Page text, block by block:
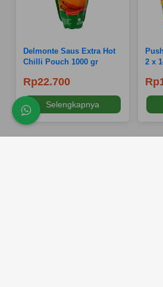
Delmonte Saus Extra Hot
Chilli Pouch 1000 gr
Rp22.700
Selengkapnya
2 x